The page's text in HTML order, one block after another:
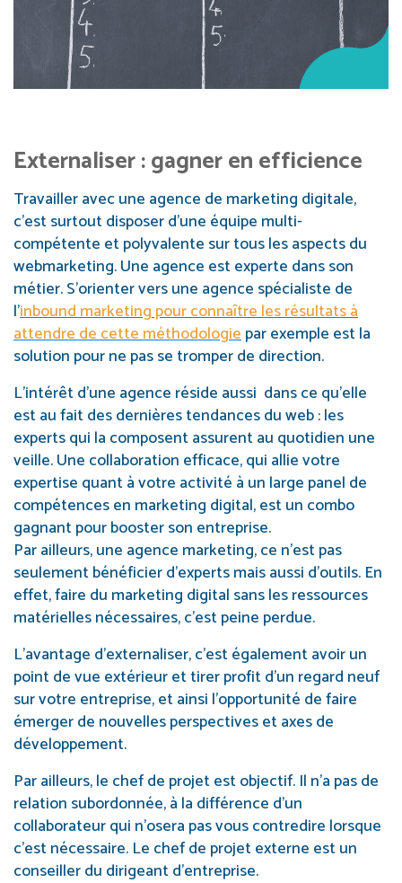
Externaliser : gagner en efficience
Travailler avec une agence de marketing digitale,
c’est surtout disposer d’une équipe multi-
compétente et polyvalente sur tous les aspects du
webmarketing. Une agence est experte dans son
métier. S’orienter vers une agence spécialiste de
l’inbound marketing pour connaître les résultats à
attendre de cette méthodologiepar exemple est la
solution pour ne pas se tromper de direction.
L’intérêt d’une agence réside aussi dans ce qu’elle
est au fait des dernières tendances du web : les
experts qui la composent assurent au quotidien une
veille. Une collaboration efficace, qui allie votre
expertise quant à votre activité à un large panel de
compétences en marketing digital, est un combo
gagnant pour booster son entreprise.
Par ailleurs, une agence marketing, ce n’est pas
seulement bénéficier d’experts mais aussi d’outils. En
effet, faire du marketing digital sans les ressources
matérielles nécessaires, c’est peine perdue.
L’avantage d’externaliser, c’est également avoir un
point de vue extérieur et tirer profit d’un regard neuf
sur votre entreprise, et ainsi l’opportunité de faire
émerger de nouvelles perspectives et axes de
développement.
Par ailleurs, le chef de projet est objectif. Il n’a pas de
relation subordonnée, à la différence d’un
collaborateur qui n’osera pas vous contredire lorsque
c’est nécessaire. Le chef de projet externe est un
conseiller du dirigeant d’entreprise.